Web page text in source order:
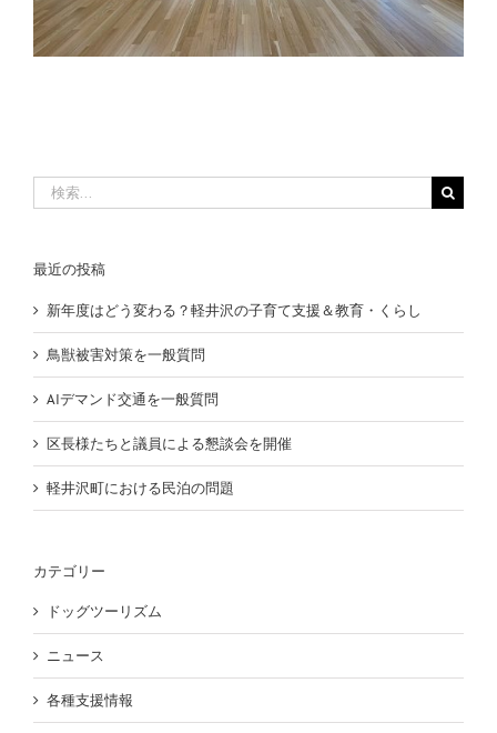
索
最近の投稿
新年度はどう変わる？軽井沢の子育て支援＆教育・くらし
鳥獣被害対策を一般質問
AIデマンド交通を一般質問
区長様たちと議員による懇談会を開催
軽井沢町における民泊の問題
カテゴリー
ドッグツーリズム
ニュース
各種支援情報